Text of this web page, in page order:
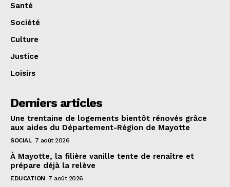
Santé
Société
Culture
Justice
Loisirs
Derniers articles
Une trentaine de logements bientôt rénovés grâce
aux aides du Département-Région de Mayotte
SOCIAL 7 août 2026
À Mayotte, la filière vanille tente de renaître et
prépare déjà la relève
EDUCATION 7 août 2026